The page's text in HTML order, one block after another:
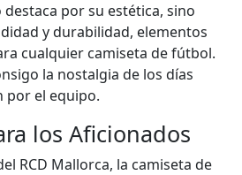
por su estética, sino
y durabilidad, elementos
cualquier camiseta de fútbol.
la nostalgia de los días
por el equipo.
los Aficionados
RCD Mallorca, la camiseta de